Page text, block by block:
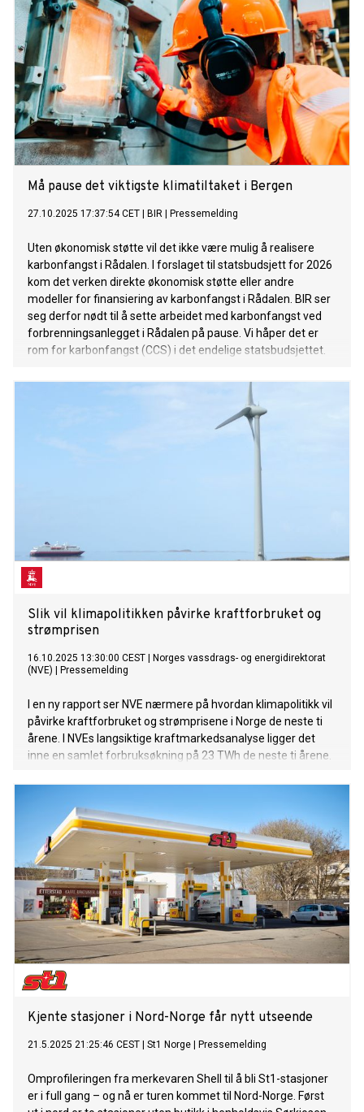
Må pause det viktigste klimatiltaket i Bergen
27.10.2025 17:37:54 CET BIR Pressemelding
Uten økonomisk støtte vil det ikke være mulig å realisere
karbonfangst i Rådalen. I forslaget til statsbudsjett for 2026
kom det verken direkte økonomisk støtte eller andre
modeller for finansiering av karbonfangst i Rådalen. BIR ser
seg derfor nødt til å sette arbeidet med karbonfangst ved
forbrenningsanlegget i Rådalen på pause. Vi håper det er
rom for karbonfangst (CCS) i det endelige statsbudsjettet.
Slik vil klimapolitikken påvirke kraftforbruket og
strømprisen
16.10.2025 13:30:00 CEST
Norges vassdrags- og energidirektorat
(NVE)
Pressemelding
I en ny rapport ser NVE nærmere på hvordan klimapolitikk vil
påvirke kraftforbruket og strømprisene i Norge de neste ti
årene. I NVEs langsiktige kraftmarkedsanalyse ligger det
inne en samlet forbruksøkning på 23 TWh de neste ti årene.
analyse at samlet kraftforbruk økes med ytterligere 4 TWh
fram mot 2035.
Kjente stasjoner i Nord-Norge får nytt utseende
21.5.2025 21:25:46 CEST St1 Norge Pressemelding
Omprofileringen fra merkevaren Shell til å bli St1-stasjoner
er i full gang – og nå er turen kommet til Nord-Norge. Først